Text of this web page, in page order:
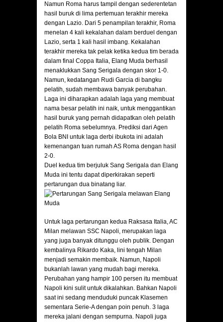
Namun Roma harus tampil dengan sederentetan
hasil buruk di lima pertemuan terakhir mereka
dengan Lazio. Dari 5 penampilan terakhir, Roma
menelan 4 kali kekalahan dalam berduel dengan
Lazio, serta 1 kali hasil imbang. Kekalahan
terakhir mereka tak pelak ketika kedua tim berada
dalam final Coppa Italia, Elang Muda berhasil
menaklukkan Sang Serigala dengan skor 1-0.
Namun, kedatangan Rudi Garcia di bangku
pelatih, sudah membawa banyak perubahan.
Laga ini diharapkan adalah laga yang membuat
nama besar pelatih ini naik, untuk menggantikan
hasil buruk yang pernah didapatkan oleh pelatih
pelatih Roma sebelumnya. Prediksi dari Agen
Bola BNI untuk laga derbi ibukota ini adalah
kemenangan tuan rumah AS Roma dengan hasil
2-0.
Duel kedua tim berjuluk Sang Serigala dan Elang
Muda ini tentu dapat diperkirakan seperti
pertarungan dua binatang liar.
Untuk laga pertarungan kedua Raksasa Italia, AC
Milan melawan SSC Napoli, merupakan laga
yang juga banyak ditunggu oleh publik. Dengan
kembalinya Rikardo Kaka, lini tengah Milan
menjadi semakin membaik. Namun, Napoli
bukanlah lawan yang mudah bagi mereka.
Perubahan yang hampir 100 persen itu membuat
Napoli kini sulit untuk dikalahkan. Bahkan Napoli
saat ini sedang menduduki puncak Klasemen
sementara Serie-A dengan poin penuh. 3 laga
mereka jalani dengan sempurna. Napoli juga